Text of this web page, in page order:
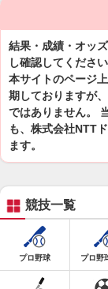
結果・成績・オッ
し確認してください
本サイトのページ
期しておりますが
ではありません。
も、株式会社NTT
ます。
競技一覧
プロ野球 プロ野